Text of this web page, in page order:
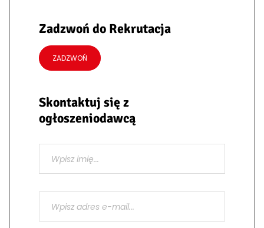
Zadzwoń do Rekrutacja
ZADZWOŃ
Skontaktuj się z
ogłoszeniodawcą